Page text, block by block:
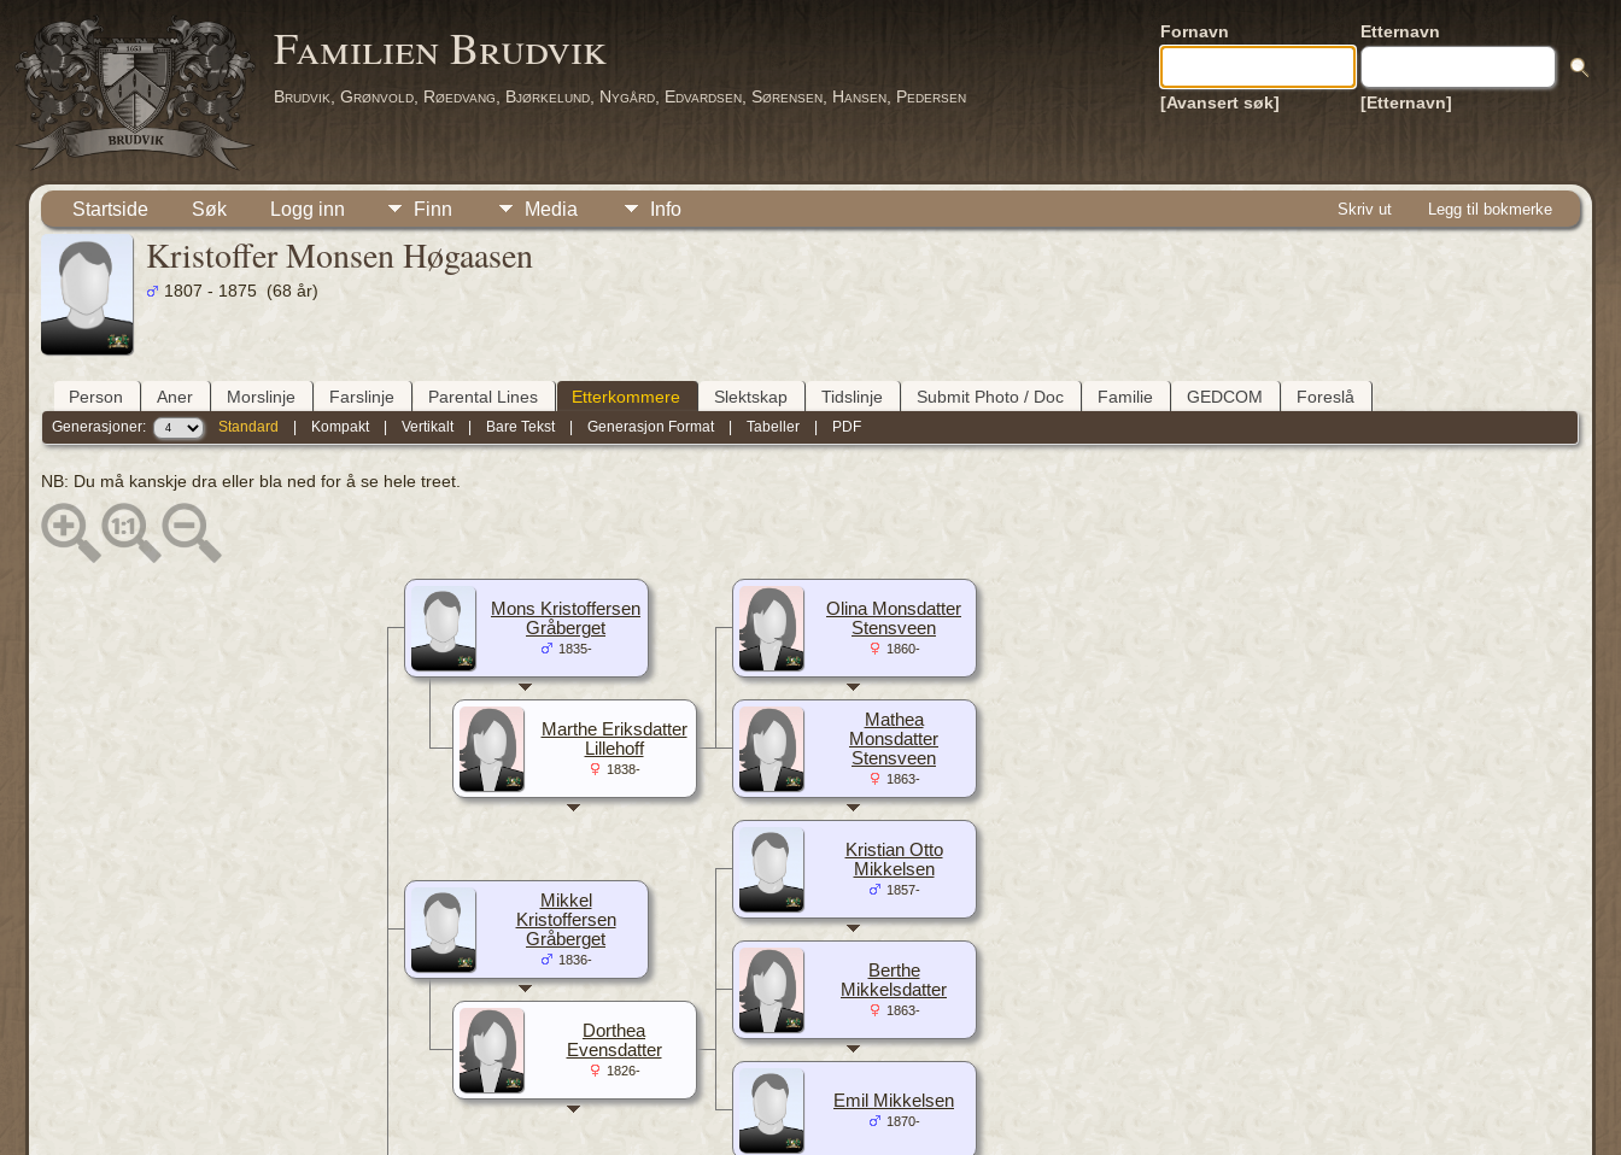
Familien Brudvik
Brudvik, Grønvold, Røedvang, Bjørkelund, Nygård, Edvardsen, Sørensen, Hansen, Pedersen
Fornavn Etternavn
[Avansert søk] [Etternavn]
Startside Søk Logg inn Finn Media Info Skriv ut Legg til bokmerke
Kristoffer Monsen Høgaasen
1807 - 1875 (68 år)
Person Aner Morslinje Farslinje Parental Lines Etterkommere Slektskap Tidslinje Submit Photo / Doc Familie GEDCOM Foreslå
Generasjoner: Standard | Kompakt |Vertikalt | Bare Tekst |Generasjon Format |Tabeller | PDF
NB: Du må kanskje dra eller bla ned for å se hele treet.
Olina Monsdatter
Stensveen
1860-
Mathea
Monsdatter
Stensveen
1863-
Mons Kristoffersen
Gråberget
1835-
Marthe Eriksdatter
Lillehoff
1838-
Kristian Otto
Mikkelsen
1857-
Berthe
Mikkelsdatter
1863-
Emil Mikkelsen
1870-
Mikkel
Kristoffersen
Gråberget
1836-
Dorthea
Evensdatter
1826-